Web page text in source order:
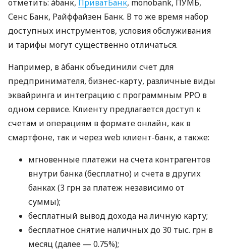
отметить: àбанк, ПриватБанк, monobank, ПУМБ,
Сенс Банк, Райффайзен Банк. В то же время набор
доступных инструментов, условия обслуживания
и тарифы могут существенно отличаться.
Например, в àбанк объединили счет для
предпринимателя, бизнес-карту, различные виды
эквайринга и интеграцию с программным РРО в
одном сервисе. Клиенту предлагается доступ к
счетам и операциям в формате онлайн, как в
смартфоне, так и через web клиент-банк, а также:
мгновенные платежи на счета контрагентов
внутри банка (бесплатно) и счета в других
банках (3 грн за платеж независимо от
суммы);
бесплатный вывод дохода на личную карту;
бесплатное снятие наличных до 30 тыс. грн в
месяц (далее — 0.75%);